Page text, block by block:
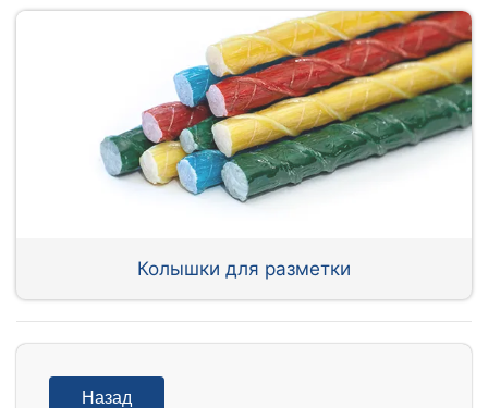
Колышки для разметки
Назад